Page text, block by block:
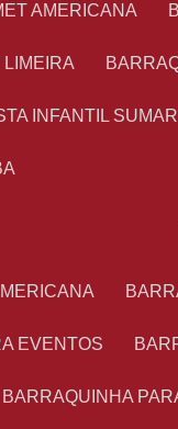
AMERICANA
LIMEIRA
INFANTIL
EVENTOS
BARRAQUINHA